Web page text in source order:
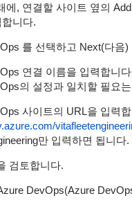
에, 연결할 사이트 옆의
니다.
를 선택하고 Next(다음)
연결 이름을 입력합니
의 설정과 일치할 필요
사이트의 URL을 입력
만 입력하면 됩니다.
검토합니다.
DevOps(Azure